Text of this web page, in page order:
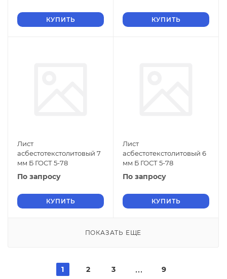
КУПИТЬ КУПИТЬ
Лист
асбестотекстолитовый 7
мм Б ГОСТ 5-78
По запросу
КУПИТЬ
Лист
асбестотекстолитовый 6
мм Б ГОСТ 5-78
По запросу
КУПИТЬ
ПОКАЗАТЬ ЕЩЕ
1 2 3 9